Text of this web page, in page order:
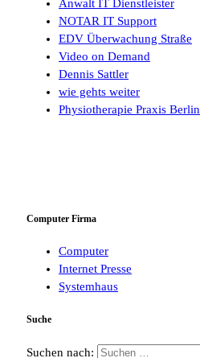
Anwalt IT Dienstleister
NOTAR IT Support
EDV Überwachung Straße
Video on Demand
Dennis Sattler
wie gehts weiter
Physiotherapie Praxis Berlin
Computer Firma
Computer
Internet Presse
Systemhaus
Suche
Suchen nach: